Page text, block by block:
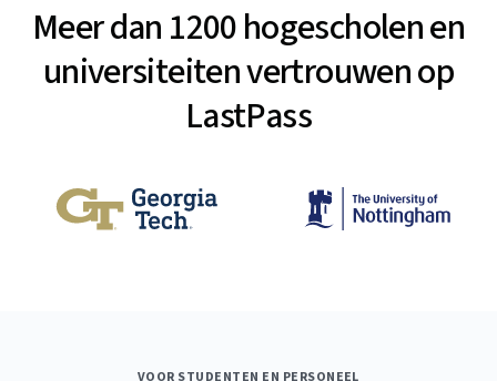
Meer dan 1200 hogescholen en
universiteiten vertrouwen op
LastPass
VOOR STUDENTEN EN PERSONEEL